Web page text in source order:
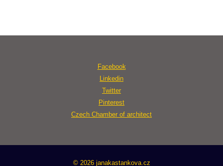
Facebook
Linkedin
Twitter
Pinterest
Czech Chamber of architect
© 2026 janakastankova.cz